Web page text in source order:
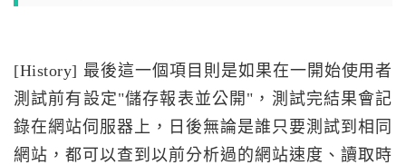
[History] 最後這一個項目則是如果在一開始使用者
測試前有設定"儲存報表並公開"，測試完結果會記
錄在網站伺服器上，日後無論是誰只要測試到相同
網站，都可以查到以前分析過的網站速度、讀取時